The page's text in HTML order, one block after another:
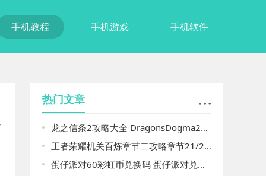
手机教程 手机游戏 手机软件
热门文章
龙之信条2攻略大全 DragonsDogma2一周目/二周目图文通关一览
王者荣耀机关百炼章节二攻略章节21/22/23/24怎么过
蛋仔派对60彩虹币兑换码 蛋仔派对兑换码2024最新有效